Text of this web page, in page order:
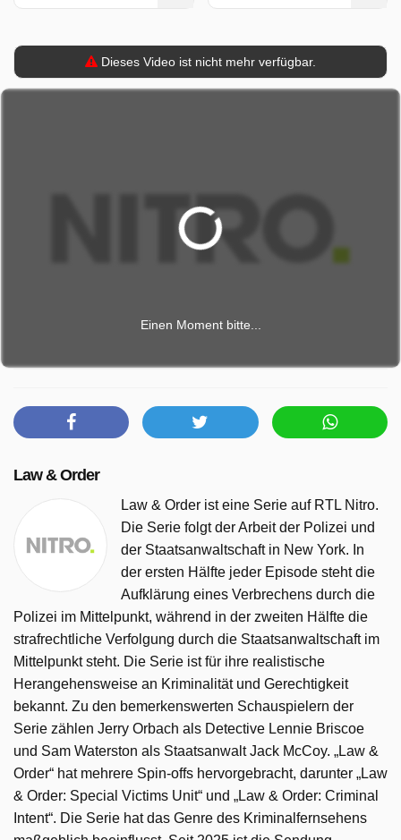
Dieses Video ist nicht mehr verfügbar.
Einen Moment bitte...
Law & Order
Law & Order ist eine Serie auf RTL Nitro.
Die Serie folgt der Arbeit der Polizei und
der Staatsanwaltschaft in New York. In
der ersten Hälfte jeder Episode steht die
Aufklärung eines Verbrechens durch die
Polizei im Mittelpunkt, während in der zweiten Hälfte die
strafrechtliche Verfolgung durch die Staatsanwaltschaft im
Mittelpunkt steht. Die Serie ist für ihre realistische
Herangehensweise an Kriminalität und Gerechtigkeit
bekannt. Zu den bemerkenswerten Schauspielern der
Serie zählen Jerry Orbach als Detective Lennie Briscoe
und Sam Waterston als Staatsanwalt Jack McCoy. „Law &
Order“ hat mehrere Spin-offs hervorgebracht, darunter „Law
& Order: Special Victims Unit“ und „Law & Order: Criminal
Intent“. Die Serie hat das Genre des Kriminalfernsehens